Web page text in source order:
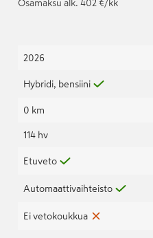
Osamaksu alk. 402 €/kk
2026
Hybridi, bensiini
0 km
114 hv
Etuveto
Automaattivaihteisto
Ei vetokoukkua